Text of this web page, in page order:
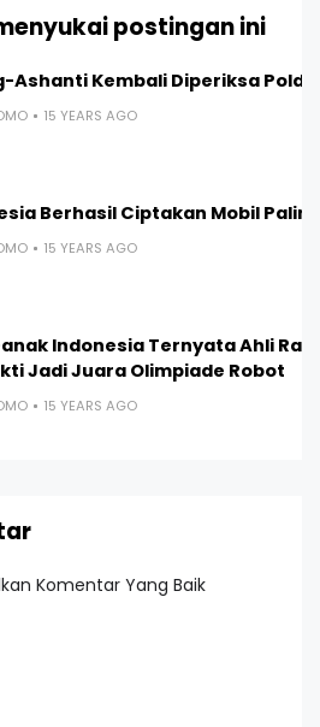
postingan ini
Ashanti Kembali Diperiksa
15 YEARS AGO
Berhasil Ciptakan Mobil
15 YEARS AGO
Indonesia Ternyata Ahli
Jadi Juara Olimpiade Robot
15 YEARS AGO
Komentar Yang Baik